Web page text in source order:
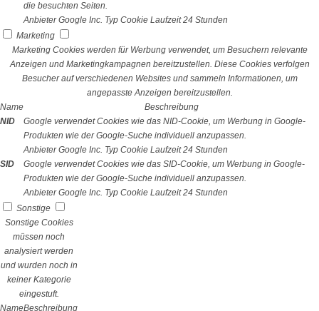
die besuchten Seiten.
Anbieter Google Inc. Typ Cookie Laufzeit 24 Stunden
Marketing
Marketing Cookies werden für Werbung verwendet, um Besuchern relevante
Anzeigen und Marketingkampagnen bereitzustellen. Diese Cookies verfolgen
Besucher auf verschiedenen Websites und sammeln Informationen, um
angepasste Anzeigen bereitzustellen.
Name
Beschreibung
NID
Google verwendet Cookies wie das NID-Cookie, um Werbung in Google-
Produkten wie der Google-Suche individuell anzupassen.
Anbieter Google Inc. Typ Cookie Laufzeit 24 Stunden
SID
Google verwendet Cookies wie das SID-Cookie, um Werbung in Google-
Produkten wie der Google-Suche individuell anzupassen.
Anbieter Google Inc. Typ Cookie Laufzeit 24 Stunden
Sonstige
Sonstige Cookies
müssen noch
analysiert werden
und wurden noch in
keiner Kategorie
eingestuft.
NameBeschreibung